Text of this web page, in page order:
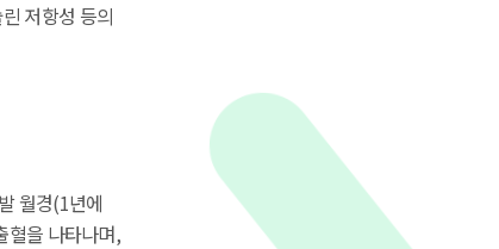
저항성 등의
월경(1년에
혈을 나타나며,